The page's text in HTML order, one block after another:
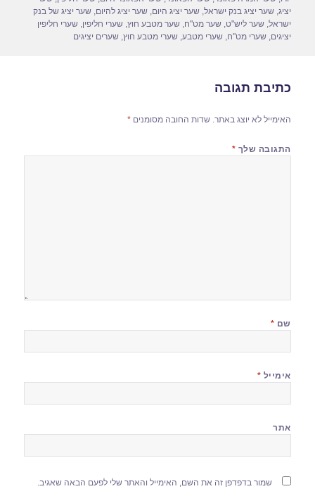
יציג,שער יציג בנק ישראל,שער יציג היום,שער יציג להיום,שער יציג של בנק
ישראל,שער ליש"ט,שער מט"ח,שער מטבע חוץ,שערי חליפין,שערי חליפין
יציגים,שערי מט"ח,שערי מטבע,שערי מטבע חוץ,שערים יציגים
כתיבת תגובה
האימייל לא יוצג באתר. שדות החובה מסומנים*
התגובה שלך *
שם *
אימייל *
אתר
שמור בדפדפן זה את השם, האימייל והאתר שלי לפעם הבאה שאגיב.